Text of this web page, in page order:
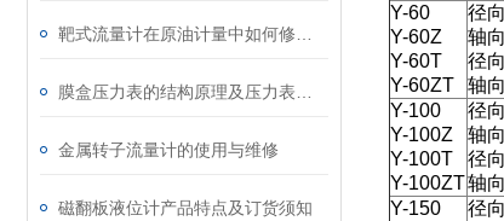
金属转子流量计的使用与维修
磁翻板液位计产品特点及订货须知
Y-60
Y-60Z
Y-60T
Y-60ZT
径
轴
径
轴
Y-100
Y-100Z
Y-100T
Y-100ZT
径
轴
径
轴
Y-150
径